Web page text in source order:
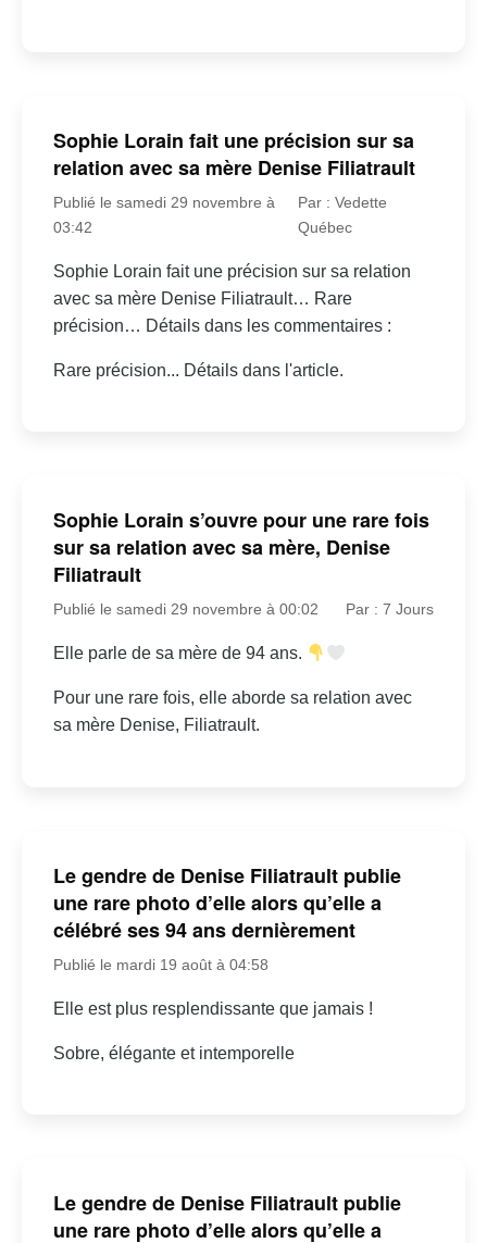
Sophie Lorain fait une précision sur sa
relation avec sa mère Denise Filiatrault
Publié le samedi 29 novembre à
03:42
Par : Vedette
Québec
Sophie Lorain fait une précision sur sa relation
avec sa mère Denise Filiatrault… Rare
précision… Détails dans les commentaires :
Rare précision... Détails dans l'article.
Sophie Lorain s’ouvre pour une rare fois
sur sa relation avec sa mère, Denise
Filiatrault
Publié le samedi 29 novembre à 00:02 Par : 7 Jours
Elle parle de sa mère de 94 ans.
Pour une rare fois, elle aborde sa relation avec
sa mère Denise, Filiatrault.
Le gendre de Denise Filiatrault publie
une rare photo d’elle alors qu’elle a
célébré ses 94 ans dernièrement
Publié le mardi 19 août à 04:58
Elle est plus resplendissante que jamais !
Sobre, élégante et intemporelle
Le gendre de Denise Filiatrault publie
une rare photo d’elle alors qu’elle a